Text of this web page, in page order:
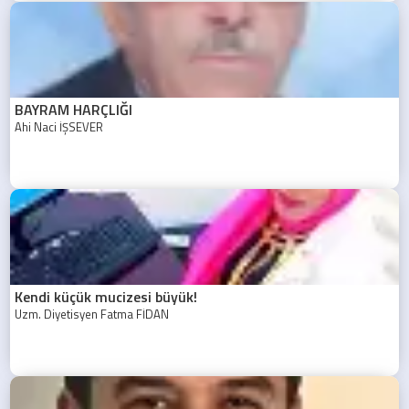
BAYRAM HARÇLIĞI
Ahi Naci İŞSEVER
Kendi küçük mucizesi büyük!
Uzm. Diyetisyen Fatma FİDAN